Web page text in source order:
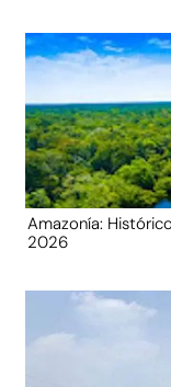
Amazonía:
2026